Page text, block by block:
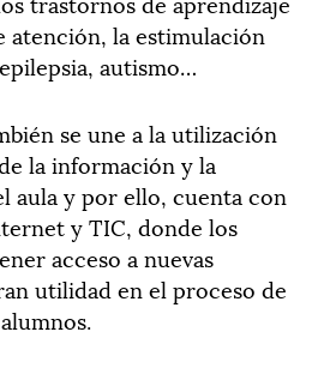
atención, la estimulación
autismo…
se une a la utilización
la información y la
aula y por ello, cuenta con
y TIC, donde los
acceso a nuevas
utilidad en el proceso de